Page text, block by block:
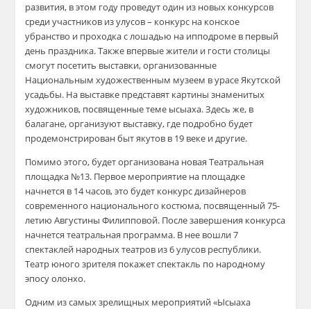
развития, в этом году проведут один из новых конкурсов
среди участников из улусов – конкурс на конское
убранство и проходка с лошадью на ипподроме в первый
день праздника. Также впервые жители и гости столицы
смогут посетить выставки, организованные
Национальным художественным музеем в урасе Якутской
усадьбы. На выставке представят картины знаменитых
художников, посвященные теме ысыаха. Здесь же, в
балагане, организуют выставку, где подробно будет
продемонстрирован быт якутов в 19 веке и другие.
Помимо этого, будет организована новая Театральная
площадка №13. Первое мероприятие на площадке
начнется в 14 часов, это будет конкурс дизайнеров
современного национального костюма, посвященный 75-
летию Августины Филипповой. После завершения конкурса
начнется театральная программа. В нее вошли 7
спектаклей народных театров из 6 улусов республики.
Театр юного зрителя покажет спектакль по народному
эпосу олонхо.
Одним из самых зрелищных мероприятий «Ысыаха